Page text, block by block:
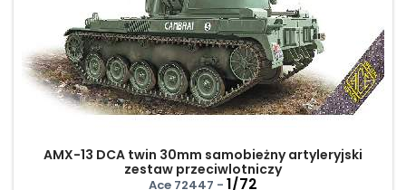
AMX-13 DCA twin 30mm samobieżny artyleryjski
zestaw przeciwlotniczy
Ace 72447 - 1/72